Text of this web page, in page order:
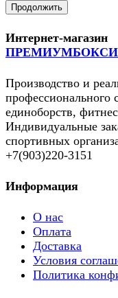
Продолжить
Интернет-магазин
Производство и
профессионального
единоборств,
Индивидуальные
спортивных
+7(903)220-3151
Информация
О нас
Оплата
Доставка
Условия
Политика